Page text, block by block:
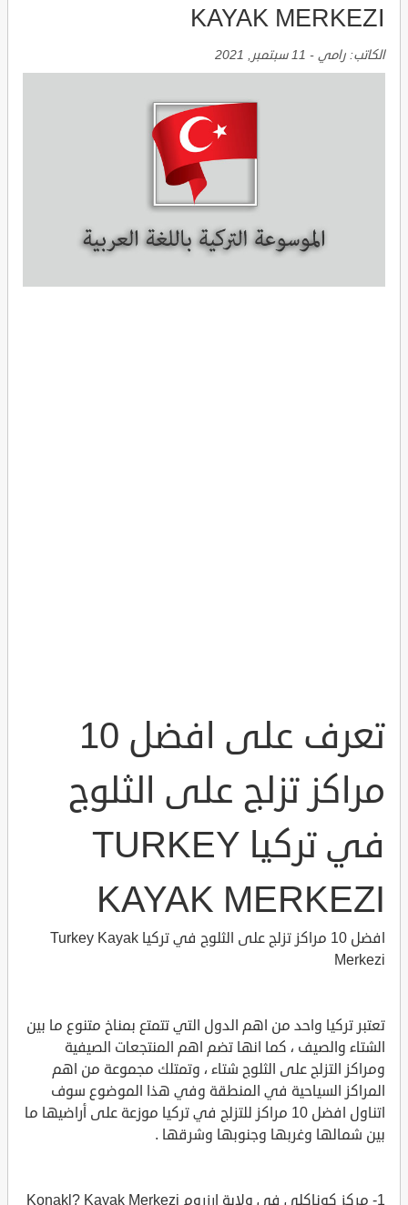
KAYAK MERKEZI
الكاتب: رامي - 11 سبتمبر, 2021
تعرف على افضل 10
مراكز تزلج على الثلوج
في تركيا TURKEY
KAYAK MERKEZI
افضل 10 مراكز تزلج على الثلوج في تركيا Turkey Kayak
Merkezi
تعتبر تركيا واحد من اهم الدول التي تتمتع بمناخ متنوع ما بين
الشتاء والصيف ، كما انها تضم اهم المنتجعات الصيفية
ومراكز التزلج على الثلوج شتاء ، وتمتلك مجموعة من اهم
المراكز السياحية في المنطقة وفي هذا الموضوع سوف
اتناول افضل 10 مراكز للتزلج في تركيا موزعة على أراضيها ما
بين شمالها وغربها وجنوبها وشرقها .
1- مركز كوناكلي في ولاية ارزروم Konakl? Kayak Merkezi